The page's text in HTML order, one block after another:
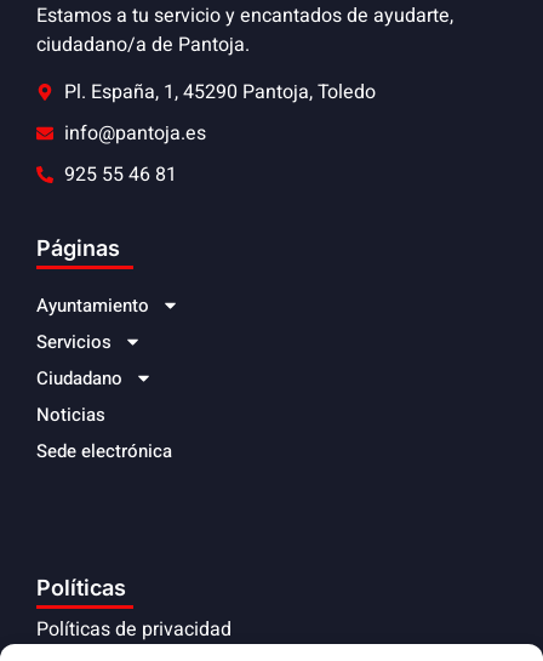
Estamos a tu servicio y encantados de ayudarte,
ciudadano/a de Pantoja.
Pl. España, 1, 45290 Pantoja, Toledo
info@pantoja.es
925 55 46 81
Páginas
Ayuntamiento
Servicios
Ciudadano
Noticias
Sede electrónica
Políticas
Políticas de privacidad